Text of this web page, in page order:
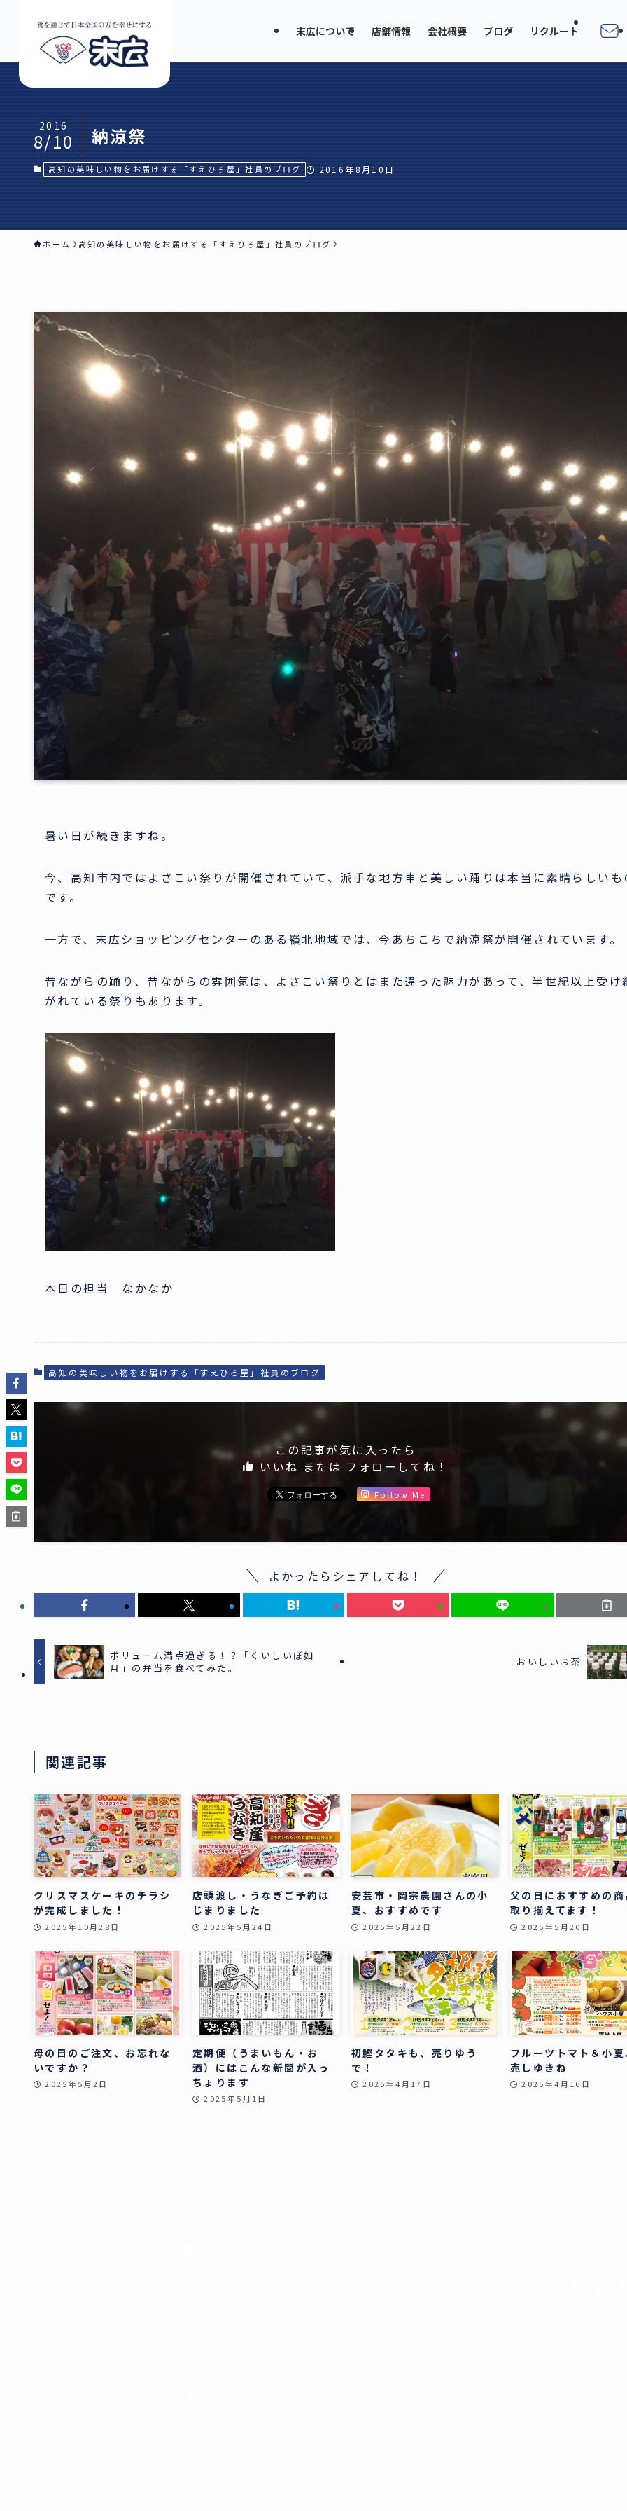
末広について 店舗情報 会社概要 ブログ リクルート
納涼祭
2016
8/10
高知の美味しい物をお届けする「すえひろ屋」社員のブログ 2016年8月10日
ホーム 高知の美味しい物をお届けする「すえひろ屋」社員のブログ
暑い日が続きますね。
今、高知市内ではよさこい祭りが開催されていて、派手な地方車と美しい踊りは本当に素晴らしいも
です。
一方で、末広ショッピングセンターのある嶺北地域では、今あちこちで納涼祭が開催されています。
昔ながらの踊り、昔ながらの雰囲気は、よさこい祭りとはまた違った魅力があって、半世紀以上受け
がれている祭りもあります。
本日の担当 なかなか
高知の美味しい物をお届けする「すえひろ屋」社員のブログ
この記事が気に入ったら
いいね または フォローしてね！
Follow Me
よかったらシェアしてね！
ボリューム満点過ぎる！？「くいしいぼ如
月」の弁当を食べてみた。
おいしいお茶
関連記事
クリスマスケーキのチラシ
が完成しました！
2025年10月28日
店頭渡し・うなぎご予約は
じまりました
2025年5月24日
安芸市・岡宗農園さんの小
夏、おすすめです
2025年5月22日
父の日におすすめの
取り揃えてます！
2025年5月20日
母の日のご注文、お忘れな
いですか？
2025年5月2日
定期便（うまいもん・お
酒）にはこんな新聞が入っ
ちょります
2025年5月1日
初鰹タタキも、売りゆう
で！
2025年4月17日
フルーツトマト＆小
売しゆきね
2025年4月16日